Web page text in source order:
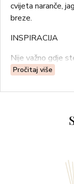
cvijeta naranče,
breze.
INSPIRACIJA
Nije važno gdje
misli i zamislite
jedinstveni i
OLFAKTIVNA
-Jagoda, šumsko
-Breza i hrastovo
Pročitaj više